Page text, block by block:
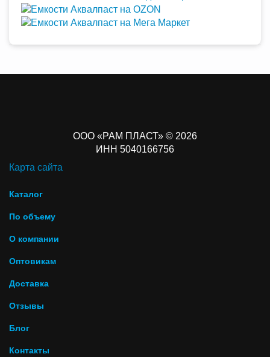
ООО «РАМ ПЛАСТ» © 2026
ИНН 5040166756
Карта сайта
Каталог
По объему
О компании
Оптовикам
Доставка
Отзывы
Блог
Контакты